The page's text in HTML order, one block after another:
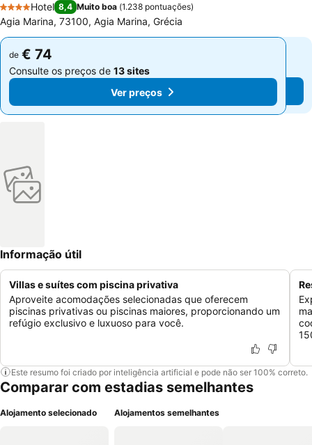
4 Estrelas
Hotel 8,4 Muito boa (1.238 pontuações)
Agia Marina, 73100, Agia Marina, Grécia
de € 74
Consulte os preços de 13 sites
Ver preços
de € 74
Consulte os preços de 13 sites
Ver preços
Informação útil
Villas e suítes com piscina privativa
Aproveite acomodações selecionadas que oferecem
piscinas privativas ou piscinas maiores, proporcionando um
refúgio exclusivo e luxuoso para você.
Este resumo foi criado por inteligência artificial e pode não ser 100% correto.
Comparar com estadias semelhantes
Alojamento selecionado Alojamentos semelhantes